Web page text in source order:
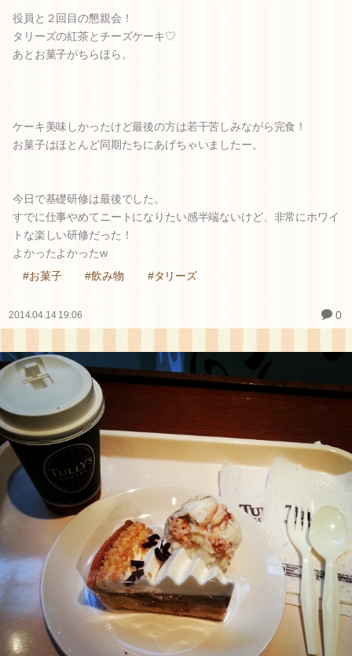
役員と２回目の懇親会！
タリーズの紅茶とチーズケーキ♡
あとお菓子がちらほら。
ケーキ美味しかったけど最後の方は若干苦しみながら完食！
お菓子はほとんど同期たちにあげちゃいましたー。
今日で基礎研修は最後でした。
すでに仕事やめてニートになりたい感半端ないけど、非常にホワイ
トな楽しい研修だった！
よかったよかったw
#お菓子
#飲み物 #タリーズ
2014.04.14 19:06 0